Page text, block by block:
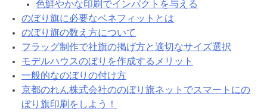
色鮮やかな印刷でインパクトを与える
のぼり旗に必要なベネフィットとは
のぼり旗の数え方について
フラッグ制作で社旗の掲げ方と適切なサイズ選択
モデルハウスのぼりを作成するメリット
一般的なのぼりの付け方
京都のれん株式会社ののぼり旗ネットでスマートにの
ぼり旗印刷をしよう！